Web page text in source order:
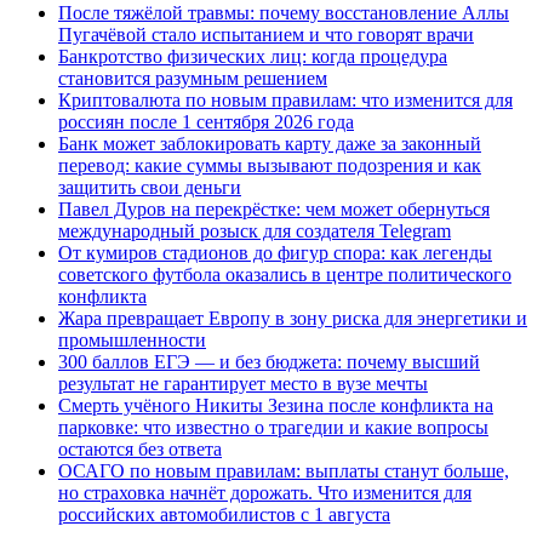
После тяжёлой травмы: почему восстановление Аллы
Пугачёвой стало испытанием и что говорят врачи
Банкротство физических лиц: когда процедура
становится разумным решением
Криптовалюта по новым правилам: что изменится для
россиян после 1 сентября 2026 года
Банк может заблокировать карту даже за законный
перевод: какие суммы вызывают подозрения и как
защитить свои деньги
Павел Дуров на перекрёстке: чем может обернуться
международный розыск для создателя Telegram
От кумиров стадионов до фигур спора: как легенды
советского футбола оказались в центре политического
конфликта
Жара превращает Европу в зону риска для энергетики и
промышленности
300 баллов ЕГЭ — и без бюджета: почему высший
результат не гарантирует место в вузе мечты
Смерть учёного Никиты Зезина после конфликта на
парковке: что известно о трагедии и какие вопросы
остаются без ответа
ОСАГО по новым правилам: выплаты станут больше,
но страховка начнёт дорожать. Что изменится для
российских автомобилистов с 1 августа